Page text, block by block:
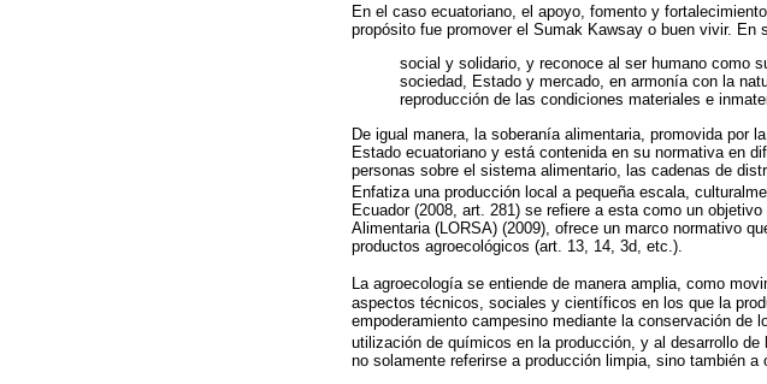
En el caso ecuatoriano, el apoyo, fomento y
propósito fue promover el Sumak Kawsay o buen vivir.
social y solidario, y reconoce al ser humano como
sociedad, Estado y mercado, en armonía con la
reproducción de las condiciones materiales e
De igual manera, la soberanía alimentaria, promovida por
Estado ecuatoriano y está contenida en su normativa en
personas sobre el sistema alimentario, las cadenas de
Enfatiza una producción local a pequeña escala,
Ecuador (2008, art. 281) se refiere a esta como un
Alimentaria (LORSA) (2009), ofrece un marco normativo
productos agroecológicos (art. 13, 14, 3d, etc.).
La agroecología se entiende de manera amplia, como
aspectos técnicos, sociales y científicos en los que la
empoderamiento campesino mediante la conservación
utilización de químicos en la producción, y al desarrollo de
no solamente referirse a producción limpia, sino también